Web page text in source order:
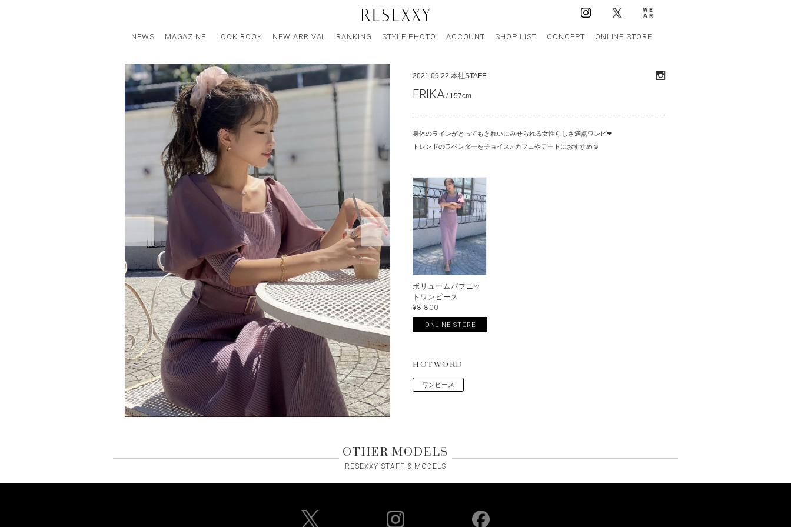
NEWS MAGAZINE LOOK BOOK NEW ARRIVAL RANKING STYLE PHOTO ACCOUNT SHOP LIST CONCEPT ONLINE STORE
STAFF STYLE
2021.09.22 本社STAFF
ERIKA / 157cm
身体のラインがとってもきれいにみせられる女性らしさ満点ワンピ❤︎
トレンドのラベンダーをチョイス♪ カフェやデートにおすすめ☺︎
ボリュームパフニッ
トワンピース
¥8,800
ONLINE STORE
HOTWORD
ワンピース
OTHER MODELS
RESEXXY STAFF & MODELS